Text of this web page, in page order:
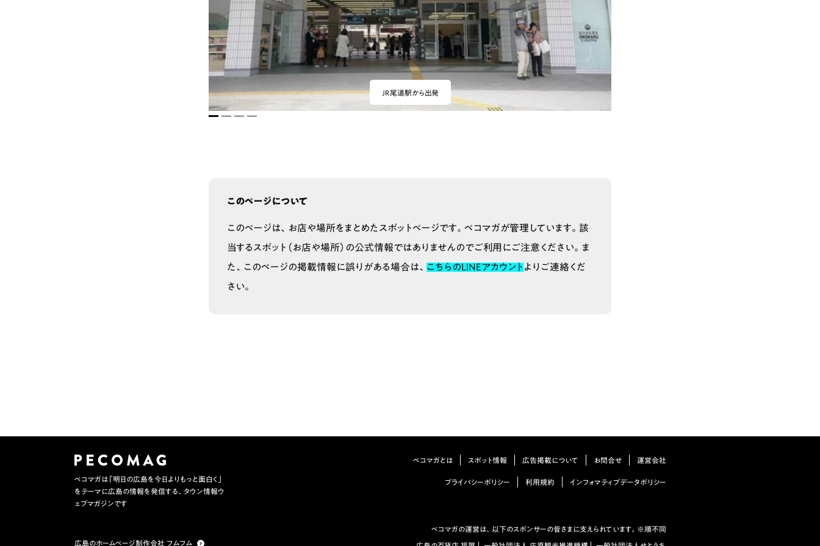
JR尾道駅から出発
このページについて
このページは、お店や場所をまとめたスポットページです。ペコマガが管理しています。該
当するスポット（お店や場所）の公式情報ではありませんのでご利用にご注意ください。ま
た、このページの掲載情報に誤りがある場合は、
こちらのLINEアカウント よりご連絡くだ
さい。
ペコマガは「明日の広島を今日よりもっと面白く」
をテーマに広島の情報を発信する、タウン情報ウ
ェブマガジンです
広島のホームページ制作会社 フムフム
ペコマガとは スポット情報 広告掲載について お問合せ 運営会社
プライバシーポリシー 利用規約 インフォマティブデータポリシー
ペコマガの運営は、以下のスポンサーの皆さまに支えられています。※順不同